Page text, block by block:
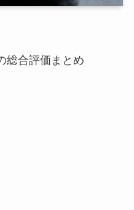
総合評価まとめ